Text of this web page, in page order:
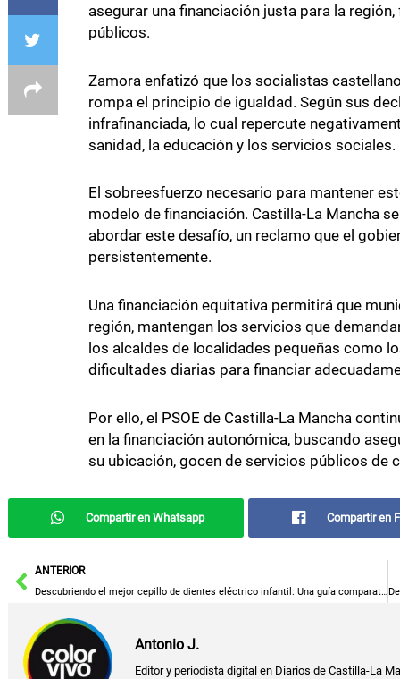
asegurar una financiación justa para la
públicos.
Zamora enfatizó que los socialistas
rompa el principio de igualdad. Según sus
infrafinanciada, lo cual repercute
sanidad, la educación y los servicios sociales.
El sobreesfuerzo necesario para mantener
modelo de financiación. Castilla-La Mancha
abordar este desafío, un reclamo que el
persistentemente.
Una financiación equitativa permitirá que
región, mantengan los servicios que
los alcaldes de localidades pequeñas como
dificultades diarias para financiar
Por ello, el PSOE de Castilla-La Mancha
en la financiación autonómica, buscando
su ubicación, gocen de servicios públicos de
Compartir en Whatsapp Compartir en
AntANTERIOR
Descubriendo el mejor cepillo de dientes eléctrico infantil: Una guía comparativa
Antonio J.
Editor y periodista digital en Diarios de Castilla-La